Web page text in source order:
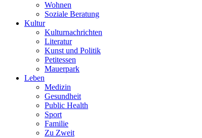
Wohnen
Soziale Beratung
Kultur
Kulturnachrichten
Literatur
Kunst und Politik
Petitessen
Mauerpark
Leben
Medizin
Gesundheit
Public Health
Sport
Familie
Zu Zweit